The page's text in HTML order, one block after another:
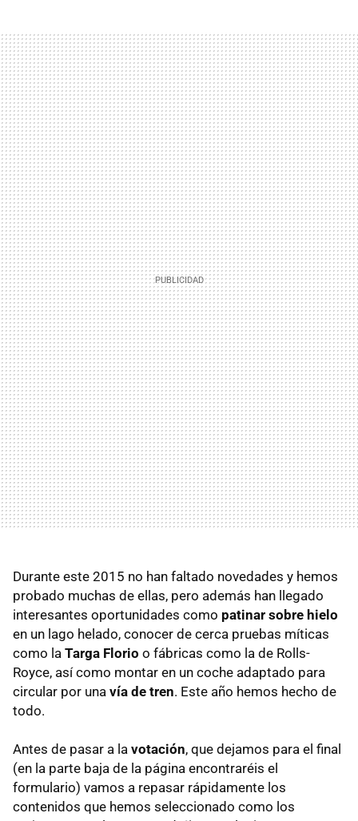
Durante este 2015 no han faltado novedades y hemos
probado muchas de ellas, pero además han llegado
interesantes oportunidades como patinar sobre hielo
en un lago helado, conocer de cerca pruebas míticas
como la Targa Florio o fábricas como la de Rolls-
Royce, así como montar en un coche adaptado para
circular por una vía de tren. Este año hemos hecho de
todo.
Antes de pasar a la votación, que dejamos para el final
(en la parte baja de la página encontraréis el
formulario) vamos a repasar rápidamente los
contenidos que hemos seleccionado como los